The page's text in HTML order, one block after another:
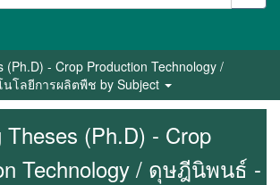
(Ph.D) - Crop Production Technology /
โลยีการผลิตพืช by Subject
Theses (Ph.D) - Crop
Technology / ดุษฎีนิพนธ์ -